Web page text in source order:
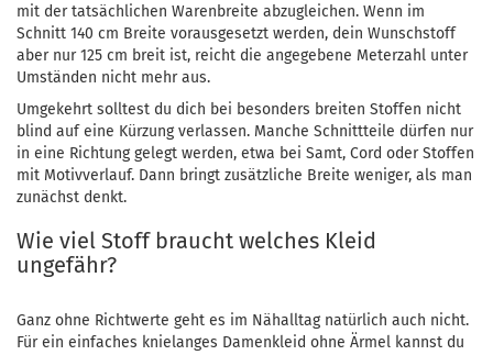
mit der tatsächlichen Warenbreite abzugleichen. Wenn im
Schnitt 140 cm Breite vorausgesetzt werden, dein Wunschstoff
aber nur 125 cm breit ist, reicht die angegebene Meterzahl unter
Umständen nicht mehr aus.
Umgekehrt solltest du dich bei besonders breiten Stoffen nicht
blind auf eine Kürzung verlassen. Manche Schnittteile dürfen nur
in eine Richtung gelegt werden, etwa bei Samt, Cord oder Stoffen
mit Motivverlauf. Dann bringt zusätzliche Breite weniger, als man
zunächst denkt.
Wie viel Stoff braucht welches Kleid
ungefähr?
Ganz ohne Richtwerte geht es im Nähalltag natürlich auch nicht.
Für ein einfaches knielanges Damenkleid ohne Ärmel kannst du